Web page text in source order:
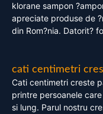
klorane sampon
apreciate produse de
din Rom?nia. Datorit?
cati centimetri
Cati centimetri creste
printre persoanele
si lung. Parul nostru